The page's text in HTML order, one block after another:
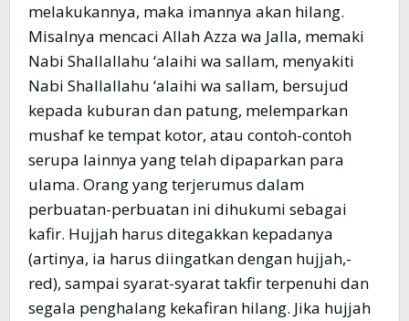
melakukannya, maka imannya akan hilang.
Misalnya mencaci Allah Azza wa Jalla, memaki
Nabi Shallallahu ‘alaihi wa sallam, menyakiti
Nabi Shallallahu ‘alaihi wa sallam, bersujud
kepada kuburan dan patung, melemparkan
mushaf ke tempat kotor, atau contoh-contoh
serupa lainnya yang telah dipaparkan para
ulama. Orang yang terjerumus dalam
perbuatan-perbuatan ini dihukumi sebagai
kafir. Hujjah harus ditegakkan kepadanya
(artinya, ia harus diingatkan dengan hujjah,-
red), sampai syarat-syarat takfir terpenuhi dan
segala penghalang kekafiran hilang. Jika hujjah